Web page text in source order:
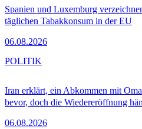
Spanien und Luxemburg
täglichen Tabakkonsum in der EU
06.08.2026
Iran erklärt, ein Abkommen mit
bevor, doch die Wiedereröffnung
06.08.2026
POLITIK